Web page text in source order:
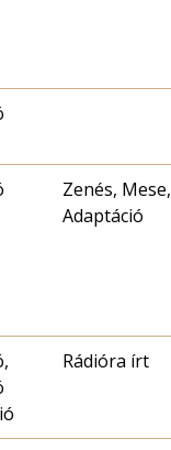
Zenés, Mese,
Adaptáció
Rádióra írt